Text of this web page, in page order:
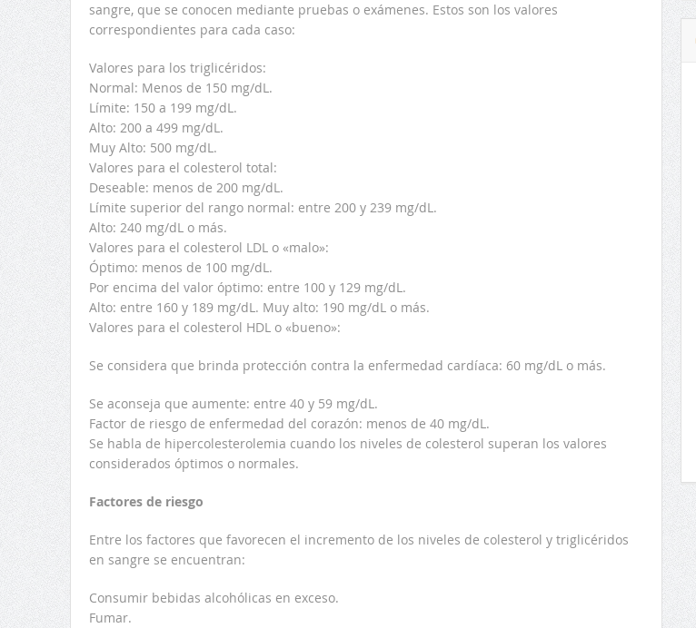
sangre, que se conocen mediante pruebas o exámenes. Estos son los valores
correspondientes para cada caso:
Valores para los triglicéridos:
Normal: Menos de 150 mg/dL.
Límite: 150 a 199 mg/dL.
Alto: 200 a 499 mg/dL.
Muy Alto: 500 mg/dL.
Valores para el colesterol total:
Deseable: menos de 200 mg/dL.
Límite superior del rango normal: entre 200 y 239 mg/dL.
Alto: 240 mg/dL o más.
Valores para el colesterol LDL o «malo»:
Óptimo: menos de 100 mg/dL.
Por encima del valor óptimo: entre 100 y 129 mg/dL.
Alto: entre 160 y 189 mg/dL. Muy alto: 190 mg/dL o más.
Valores para el colesterol HDL o «bueno»:
Se considera que brinda protección contra la enfermedad cardíaca: 60 mg/dL o más.
Se aconseja que aumente: entre 40 y 59 mg/dL.
Factor de riesgo de enfermedad del corazón: menos de 40 mg/dL.
Se habla de hipercolesterolemia cuando los niveles de colesterol superan los valores
considerados óptimos o normales.
Factores de riesgo
Entre los factores que favorecen el incremento de los niveles de colesterol y triglicéridos
en sangre se encuentran:
Consumir bebidas alcohólicas en exceso.
Fumar.